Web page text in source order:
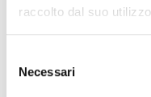
raccolto dal suo
delNecessari